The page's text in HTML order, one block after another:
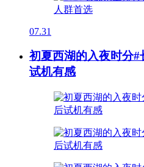
07.31
初夏西湖的入夜时分
试机有感